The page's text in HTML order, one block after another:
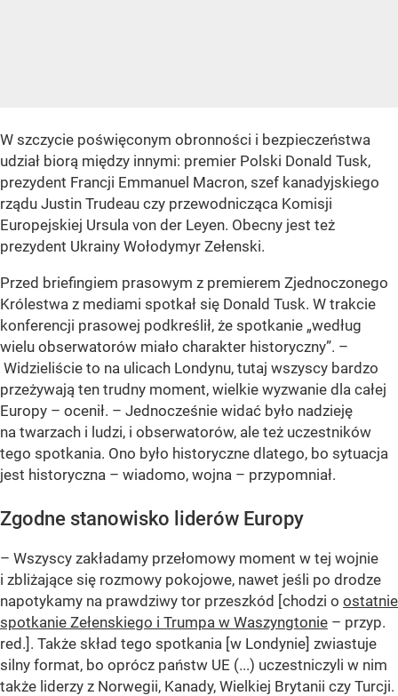
W szczycie poświęconym obronności i bezpieczeństwa
udział biorą między innymi: premier Polski Donald Tusk,
prezydent Francji Emmanuel Macron, szef kanadyjskiego
rządu Justin Trudeau czy przewodnicząca Komisji
Europejskiej Ursula von der Leyen. Obecny jest też
prezydent Ukrainy Wołodymyr Zełenski.
Przed briefingiem prasowym z premierem Zjednoczonego
Królestwa z mediami spotkał się Donald Tusk. W trakcie
konferencji prasowej podkreślił, że spotkanie „według
wielu obserwatorów miało charakter historyczny”. –
Widzieliście to na ulicach Londynu, tutaj wszyscy bardzo
przeżywają ten trudny moment, wielkie wyzwanie dla całej
Europy – ocenił. – Jednocześnie widać było nadzieję
na twarzach i ludzi, i obserwatorów, ale też uczestników
tego spotkania. Ono było historyczne dlatego, bo sytuacja
jest historyczna – wiadomo, wojna – przypomniał.
Zgodne stanowisko liderów Europy
– Wszyscy zakładamy przełomowy moment w tej wojnie
i zbliżające się rozmowy pokojowe, nawet jeśli po drodze
napotykamy na prawdziwy tor przeszkód [chodzi o ostatnie
spotkanie Zełenskiego i Trumpa w Waszyngtonie – przyp.
red.]. Także skład tego spotkania [w Londynie] zwiastuje
silny format, bo oprócz państw UE (...) uczestniczyli w nim
także liderzy z Norwegii, Kanady, Wielkiej Brytanii czy Turcji.